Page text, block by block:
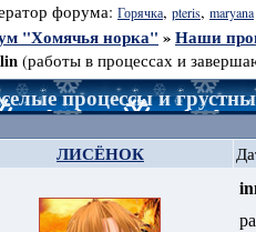
форума: Горячка, pteris, maryana
"Хомячья норка" »Наши
(работы в процессах и
процессы и
ЛИСЁНОК